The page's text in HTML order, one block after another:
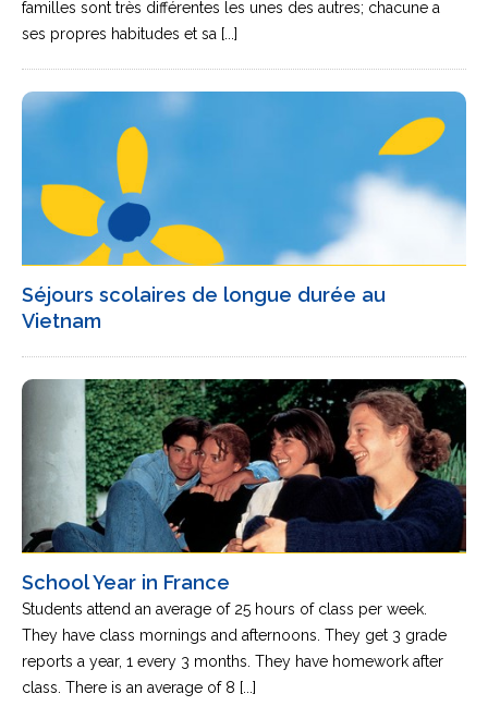
familles sont très différentes les unes des autres; chacune a
ses propres habitudes et sa [...]
Séjours scolaires de longue durée au
Vietnam
School Year in France
Students attend an average of 25 hours of class per week.
They have class mornings and afternoons. They get 3 grade
reports a year, 1 every 3 months. They have homework after
class. There is an average of 8 [...]